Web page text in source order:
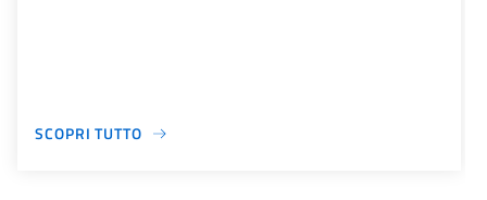
SCOPRI TUTTO